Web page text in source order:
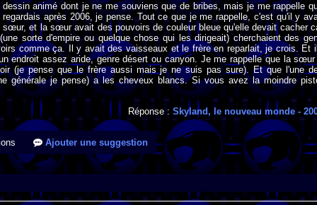
animé dont je ne me souviens que de bribes, mais je me rappelle
après 2006, je pense. Tout ce que je me rappelle, c'est qu'il y
sœur, et la sœur avait des pouvoirs de couleur bleue qu'elle devait cacher
sorte d'empire ou quelque chose qui les dirigeait) cherchaient des
comme ça. Il y avait des vaisseaux et le frère en reparlait, je crois. Et
endroit assez aride, genre désert ou canyon. Je me rappelle que la
(je pense que le frère aussi mais je ne suis pas sure). Et que l'une
générale je pense) a les cheveux blancs. Si vous avez la moindre
Réponse :Skyland, le nouveau monde -
Ajouter une suggestion